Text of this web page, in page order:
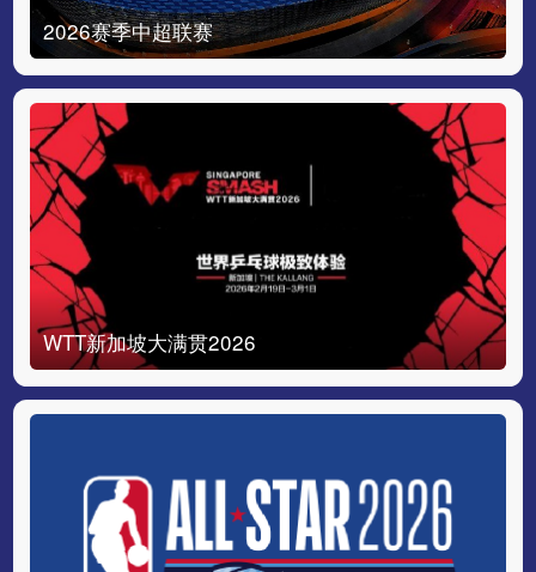
2026赛季中超联赛
WTT新加坡大满贯2026